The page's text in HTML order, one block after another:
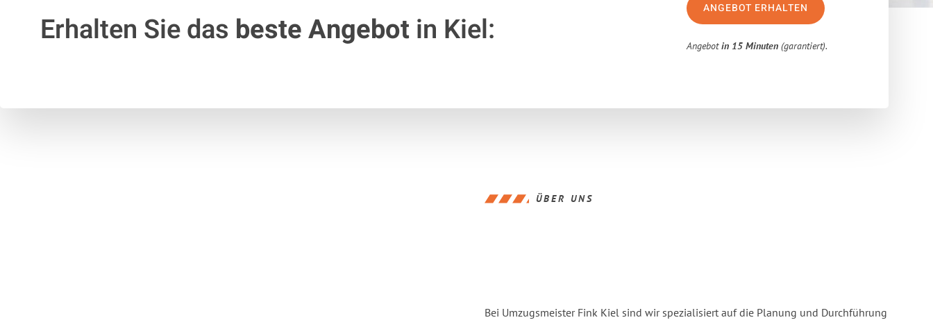
Erhalten Sie das beste Angebotin Kiel:
ANGEBOT ERHALTEN
Angebotin 15 Minuten (garantiert).
ÜBER UNS
Bei Umzugsmeister Fink Kiel sind wir spezialisiert auf die Planung und Durchführung